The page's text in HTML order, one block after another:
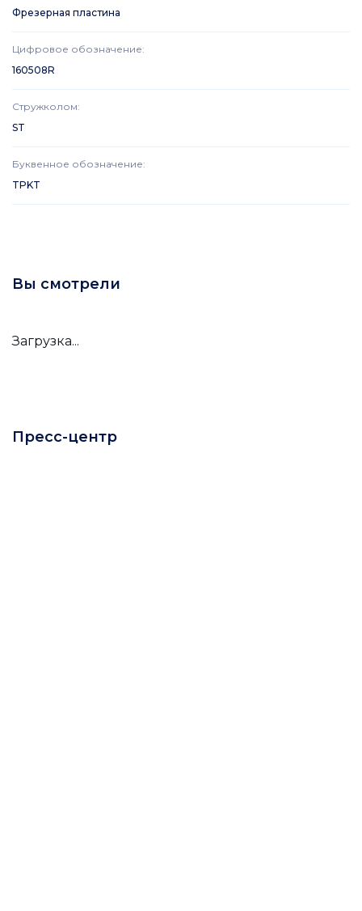
Фрезерная пластина
Цифровое обозначение:
160508R
Стружколом:
ST
Буквенное обозначение:
TPKT
Вы смотрели
Загрузка...
Пресс-центр